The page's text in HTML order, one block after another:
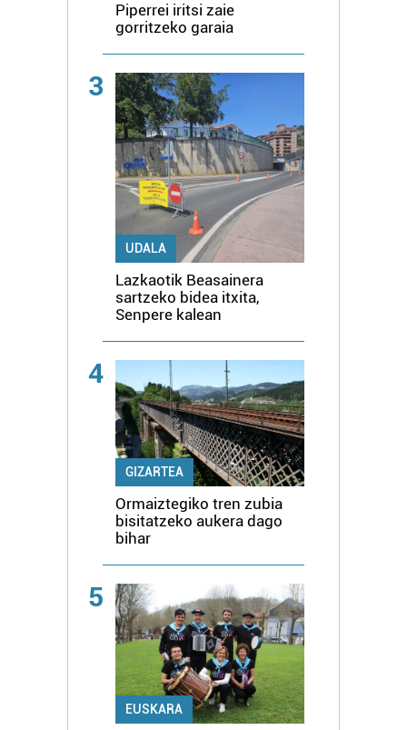
Piperrei iritsi zaie
gorritzeko garaia
3
UDALA
Lazkaotik Beasainera
sartzeko bidea itxita,
Senpere kalean
4
GIZARTEA
Ormaiztegiko tren zubia
bisitatzeko aukera dago
bihar
5
EUSKARA